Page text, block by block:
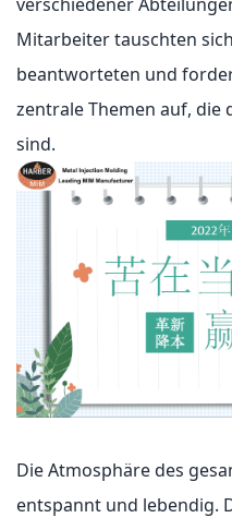
Mitarbeiter tauschten
beantworteten und
zentrale Themen auf,
sind.
Die Atmosphäre des
entspannt und lebendig.